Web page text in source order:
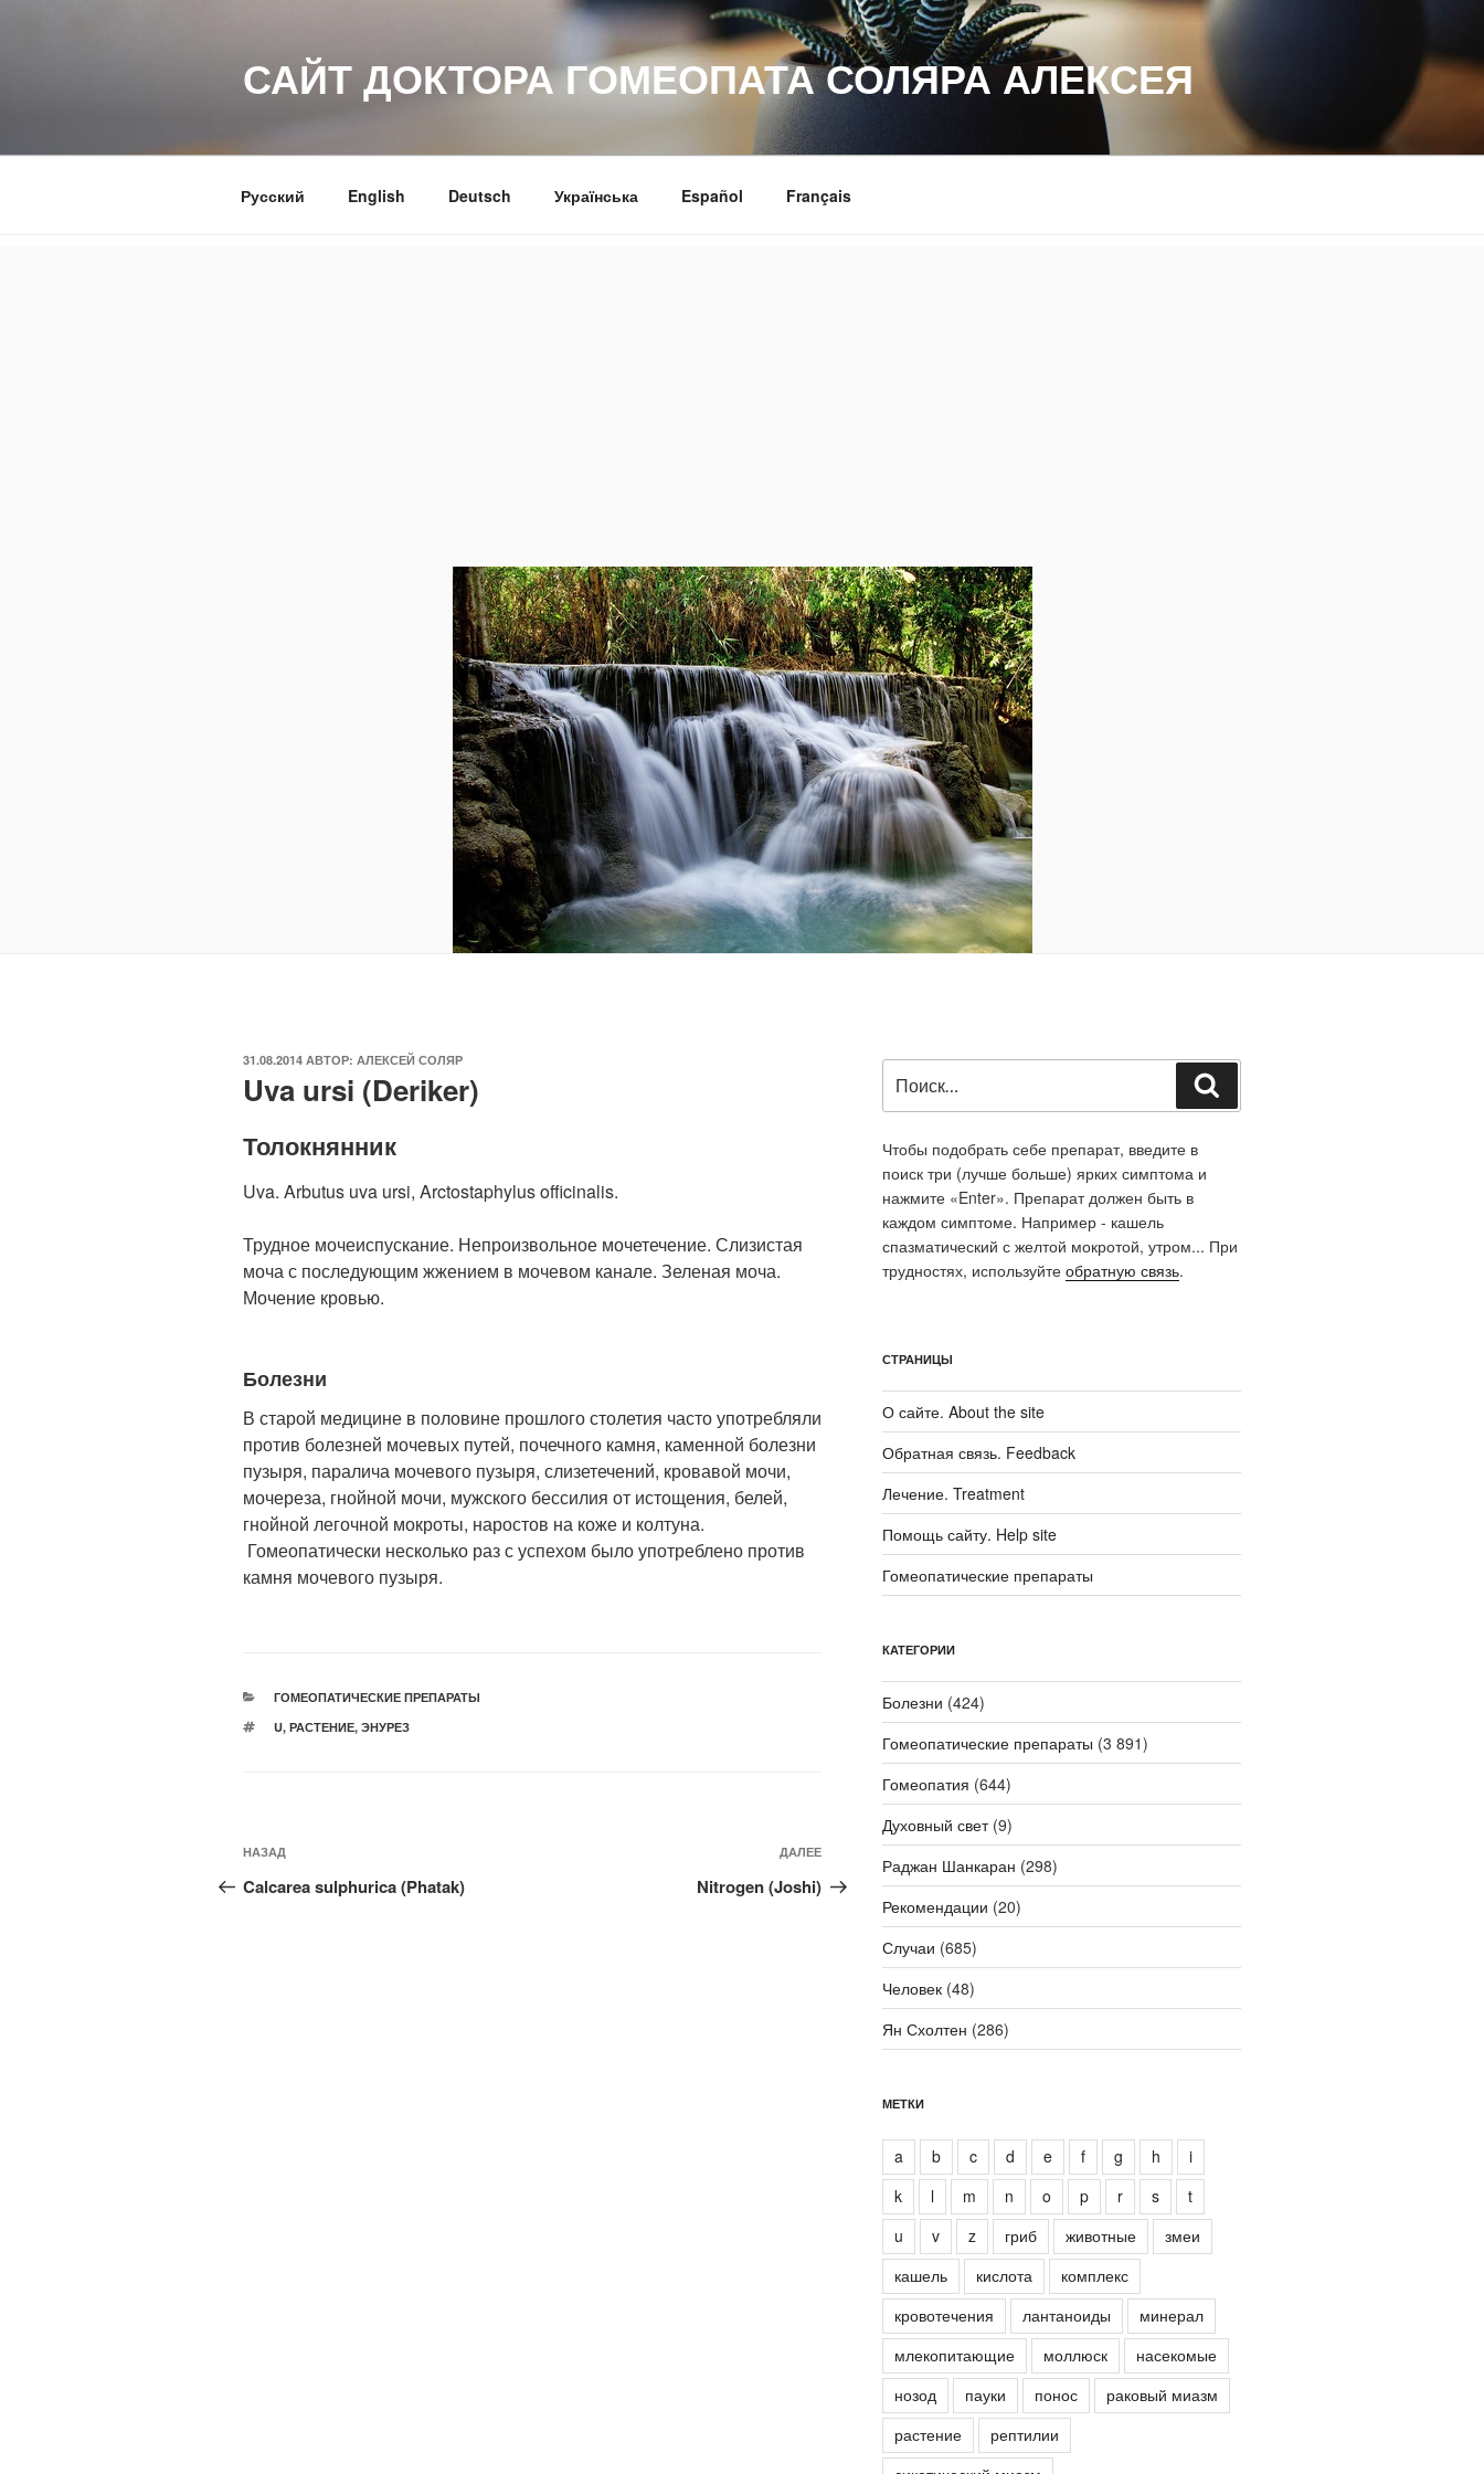
САЙТ ДОКТОРА ГОМЕОПАТА СОЛЯРА АЛЕКСЕЯ
Русский English Deutsch Українська Español Français
ОПУБЛИКОВАНО
31.08.2014 АВТОР: АЛЕКСЕЙ СОЛЯР
Uva ursi (Deriker)
Толокнянник
Uva. Arbutus uva ursi, Arctostaphylus officinalis.
Трудное мочеиспускание. Непроизвольное мочетечение. Слизистая
моча с последующим жжением в мочевом канале. Зеленая моча.
Мочение кровью.
Болезни
В старой медицине в половине прошлого столетия часто употребляли
против болезней мочевых путей, почечного камня, каменной болезни
пузыря, паралича мочевого пузыря, слизетечений, кровавой мочи,
мочереза, гнойной мочи, мужского бессилия от истощения, белей,
гнойной легочной мокроты, наростов на коже и колтуна.
Гомеопатически несколько раз с успехом было употреблено против
камня мочевого пузыря.
РУБРИКИ
ГОМЕОПАТИЧЕСКИЕ ПРЕПАРАТЫ
МЕТКИ
U, РАСТЕНИЕ, ЭНУРЕЗ
Навигация
по
записям
Предыдущая
запись:
НАЗАД
Calcarea sulphurica (Phatak)
Следующая
запись
ДАЛЕЕ
Nitrogen (Joshi)
Чтобы подобрать себе препарат, введите в
поиск три (лучше больше) ярких симптома и
нажмите «Enter». Препарат должен быть в
каждом симптоме. Например - кашель
спазматический с желтой мокротой, утром... При
трудностях, используйте обратную связь.
СТРАНИЦЫ
О сайте. About the site
Обратная связь. Feedback
Лечение. Treatment
Помощь сайту. Help site
Гомеопатические препараты
КАТЕГОРИИ
Болезни (424)
Гомеопатические препараты (3 891)
Гомеопатия (644)
Духовный свет(9)
Раджан Шанкаран (298)
Рекомендации (20)
Случаи (685)
Человек(48)
Ян Схолтен (286)
МЕТКИ
a b c d e f g h
i
k
l m n o p r s
t
u
v z гриб животные
змеи
кашель
кислота
комплекс
кровотечения
лантаноиды
минерал
млекопитающие
моллюск
насекомые
нозод
пауки понос
раковый миазм
растение
рептилии